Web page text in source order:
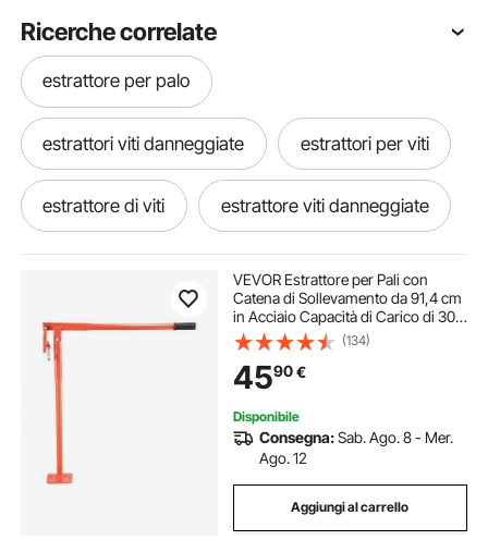
Ricerche correlate
estrattore per palo
estrattori viti danneggiate estrattori per viti
estrattore di viti estrattore viti danneggiate
estrattore di viti danneggiate
estrattore di polvere
estrattore per ammaccature carrozzeria
VEVOR Estrattore per Pali con
Catena di Sollevamento da 91,4 cm
in Acciaio Capacità di Carico di 300
kg, Tiratore per Recinzioni per Pali
di Recinzione Rotondi, Catena di
Sollevamento non Inclusa
(134)
4590€
Disponibile
Consegna:Sab. Ago. 8 - Mer.
Ago. 12
Aggiungi al carrello